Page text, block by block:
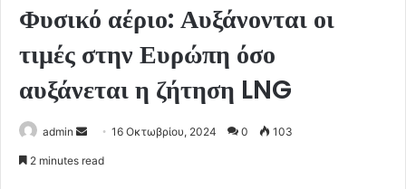
Φυσικό αέριο: Αυξάνονται οι
τιμές στην Ευρώπη όσο
αυξάνεται η ζήτηση LNG
admin
Send16 Οκτωβρίου, 2024 0 103
2 minutes read